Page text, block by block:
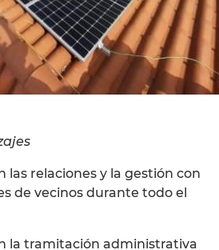
las relaciones y la gestión con
de vecinos durante todo el
la tramitación administrativa